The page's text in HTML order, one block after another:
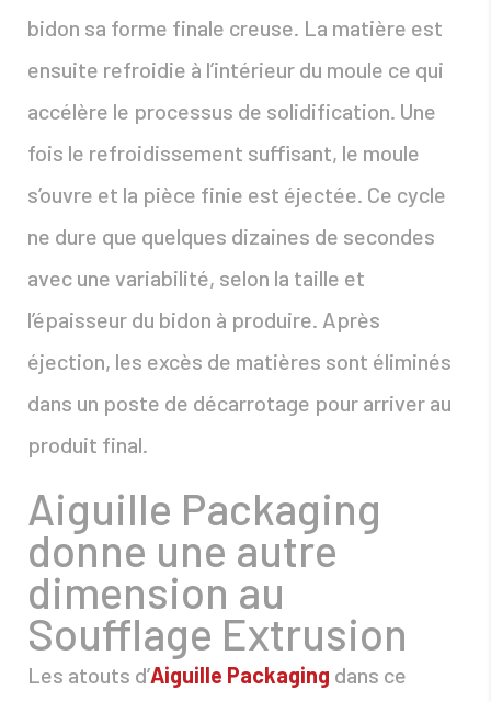
bidon sa forme finale creuse. La matière est
ensuite refroidie à l’intérieur du moule ce qui
accélère le processus de solidification. Une
fois le refroidissement suffisant, le moule
s’ouvre et la pièce finie est éjectée. Ce cycle
ne dure que quelques dizaines de secondes
avec une variabilité, selon la taille et
l’épaisseur du bidon à produire. Après
éjection, les excès de matières sont éliminés
dans un poste de décarrotage pour arriver au
produit final.
Aiguille Packaging
donne une autre
dimension au
Soufflage Extrusion
Les atouts d’Aiguille Packaging dans ce